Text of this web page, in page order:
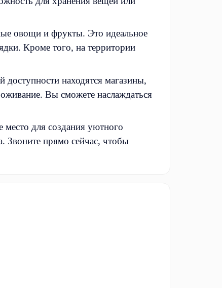
овощи и фрукты. Это идеальное
Кроме того, на территории
находятся магазины,
Вы сможете наслаждаться
место для создания уютного
Звоните прямо сейчас, чтобы